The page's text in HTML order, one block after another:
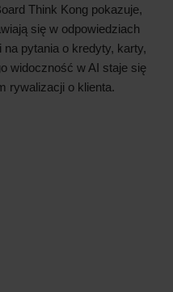
Think Kong pokazuje,
się w odpowiedziach
na pytania o kredyty, karty,
widoczność w AI staje się
rywalizacji o klienta.